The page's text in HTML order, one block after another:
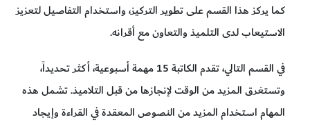
كما يركز هذا القسم على تطوير التركيز، واستخدام التفاصيل لتعزيز
الاستيعاب لدى التلميذ والتعاون مع أقرانه.
في القسم التالي، تقدم الكاتبة 15 مهمة أسبوعية، أكثر تحديداً،
وتستغرق المزيد من الوقت لإنجازها من قبل التلاميذ. تشمل هذه
المهام استخدام المزيد من النصوص المعقدة في القراءة وإيجاد